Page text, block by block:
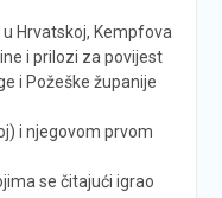
Hrvatskoj, Kempfova
i prilozi za povijest
i Požeške županije
i njegovom prvom
se čitajući igrao